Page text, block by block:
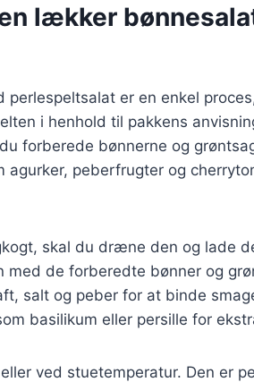
lækker
perlespeltsalat er en enkel
i henhold til pakkens
forberede bønnerne og
agurker, peberfrugter og
skal du dræne den og lade
med de forberedte bønner og
salt og peber for at binde
basilikum eller persille for
ved stuetemperatur. Den er